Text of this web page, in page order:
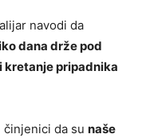
navodi da
dana drže pod
kretanje pripadnika
činjenici da su naše